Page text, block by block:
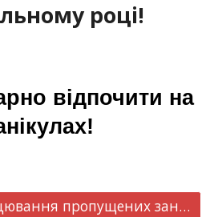
році!
відпочити на
Запис на відпрацювання пропущених занять